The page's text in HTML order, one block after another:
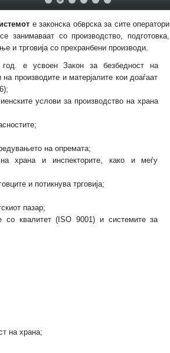
е законска обврска за сите оператори
занимаваат со производство, подготовка,
и трговија со прехранбени производи.
е усвоен Закон за безбедност на
на производите и матерјалите кои доаѓаат
услови за производство на храна
на опремата;
храна и инспекторите, како и меѓу
и потикнува трговија;
пазар;
со квалитет (ISO 9001) и системите за
на храна;